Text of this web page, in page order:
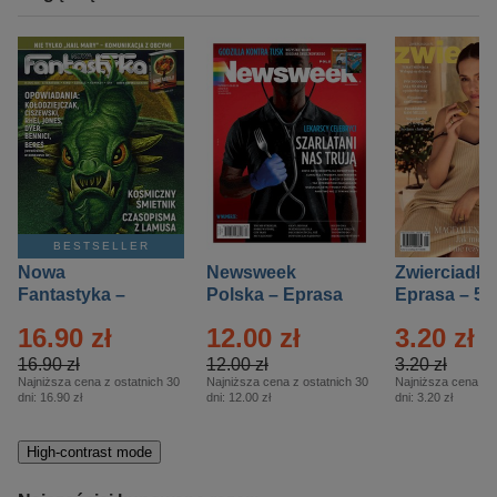
BESTSELLER
Nowa
Fantastyka –
16.90 zł
16.90 zł
Najniższa cena z ostatnich 30
dni: 16.90 zł
Newsweek
Polska – Eprasa
12.00 zł
12.00 zł
Najniższa cena z ostatnich 30
dni: 12.00 zł
Zwierciadło
Eprasa – 5/
3.20 zł
3.20 zł
Najniższa cena z
dni: 3.20 zł
High-contrast mode